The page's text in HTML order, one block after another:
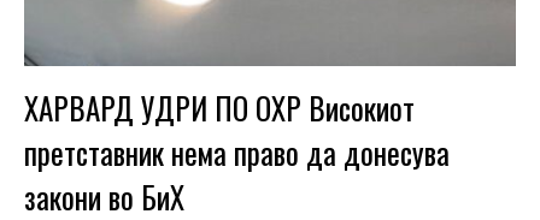
ХАРВАРД УДРИ ПО ОХР Високиот
претставник нема право да донесува
закони во БиХ